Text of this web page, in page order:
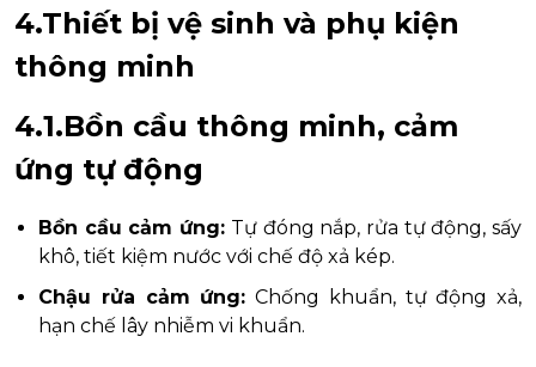
4.Thiết bị vệ sinh và phụ kiện
thông minh
4.1.Bồn cầu thông minh, cảm
ứng tự động
Bồn cầu cảm ứng: Tự đóng nắp, rửa tự động, sấy
khô, tiết kiệm nước với chế độ xả kép.
Chậu rửa cảm ứng: Chống khuẩn, tự động xả,
hạn chế lây nhiễm vi khuẩn.